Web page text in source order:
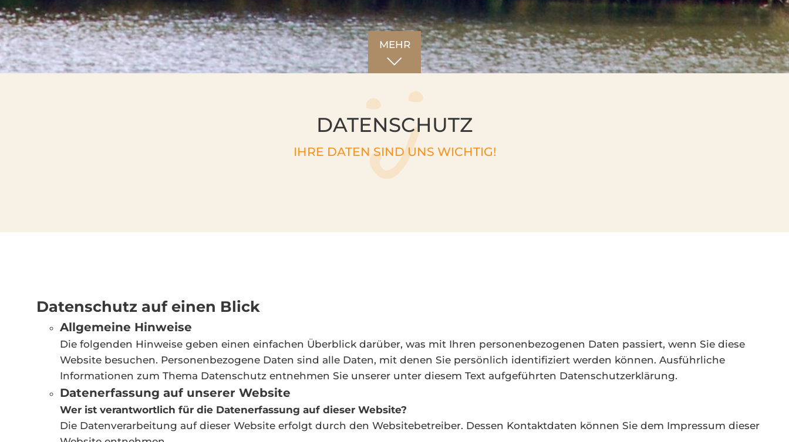
MEHR
DATENSCHUTZ
IHRE DATEN SIND UNS WICHTIG!
Datenschutz auf einen Blick
Allgemeine Hinweise
Die folgenden Hinweise geben einen einfachen Überblick darüber, was mit Ihren personenbezogenen Daten passiert, wenn Sie diese
Website besuchen. Personenbezogene Daten sind alle Daten, mit denen Sie persönlich identifiziert werden können. Ausführliche
Informationen zum Thema Datenschutz entnehmen Sie unserer unter diesem Text aufgeführten Datenschutzerklärung.
Datenerfassung auf unserer Website
Wer ist verantwortlich für die Datenerfassung auf dieser Website?
Die Datenverarbeitung auf dieser Website erfolgt durch den Websitebetreiber. Dessen Kontaktdaten können Sie dem Impressum dieser